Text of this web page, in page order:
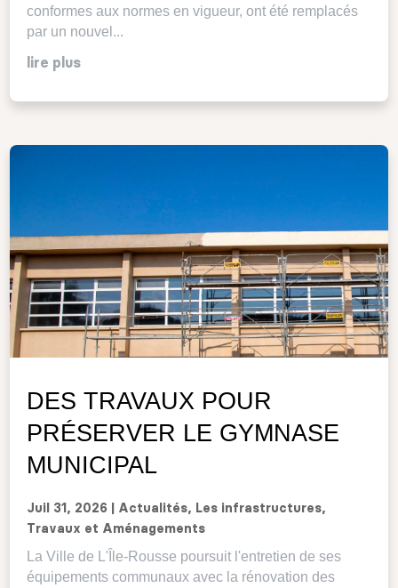
conformes aux normes en vigueur, ont été remplacés
par un nouvel...
lire plus
DES TRAVAUX POUR
PRÉSERVER LE GYMNASE
MUNICIPAL
Juil 31, 2026 Actualités, Les infrastructures,
Travaux et Aménagements
La Ville de L'Île-Rousse poursuit l'entretien de ses
équipements communaux avec la rénovation des